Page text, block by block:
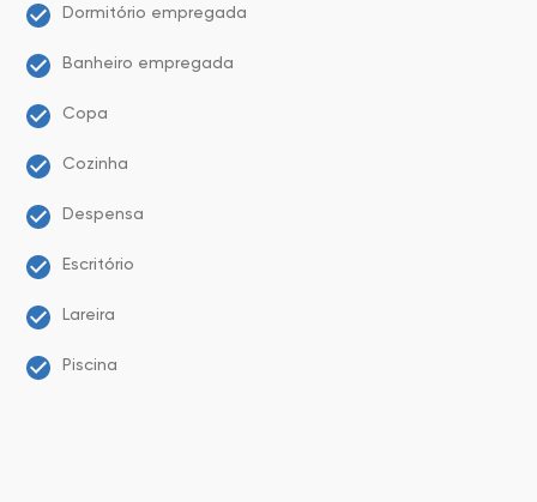
Dormitório empregada
Banheiro empregada
Copa
Cozinha
Despensa
Escritório
Lareira
Piscina